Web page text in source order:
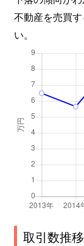
不動産を売買
い。
取引数推移